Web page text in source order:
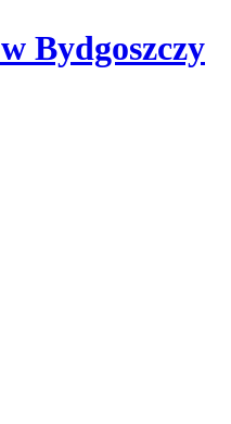
w Bydgoszczy